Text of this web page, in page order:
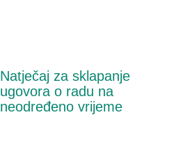
Natječaj za sklapanje
ugovora o radu na
neodređeno vrijeme